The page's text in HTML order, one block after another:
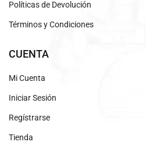
Políticas de Devolución
Términos y Condiciones
CUENTA
Mi Cuenta
Iniciar Sesión
Regístrarse
Tienda